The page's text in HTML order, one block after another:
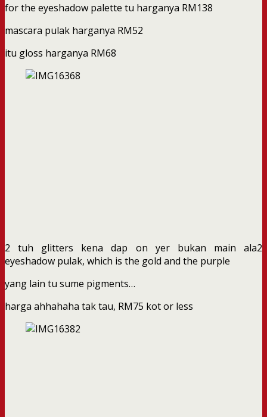
for the eyeshadow palette tu harganya RM138
mascara pulak harganya RM52
itu gloss harganya RM68
2 tuh glitters kena dap on yer bukan main ala2
eyeshadow pulak, which is the gold and the purple
yang lain tu sume pigments…
harga ahhahaha tak tau, RM75 kot or less